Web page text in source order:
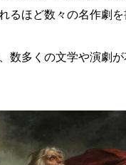
るほど数々の名作劇を
数多くの文学や演劇